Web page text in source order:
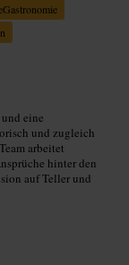
eine
und zugleich
arbeitet
hinter den
auf Teller und